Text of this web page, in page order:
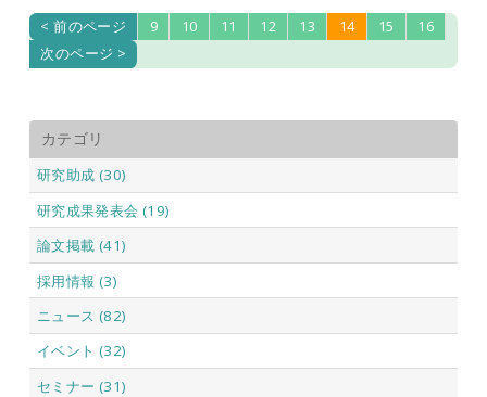
< 前のページ 9 10 11 12 13 14 15
16
次のページ >
カテゴリ
研究助成 (30)
研究成果発表会 (19)
論文掲載 (41)
採用情報 (3)
ニュース (82)
イベント (32)
セミナー (31)